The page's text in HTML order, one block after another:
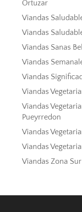
Ortuzar
Viandas
Viandas
Viandas Sanas
Viandas
Viandas
Viandas
Viandas
Pueyrredon
Viandas
Viandas
Viandas Zona